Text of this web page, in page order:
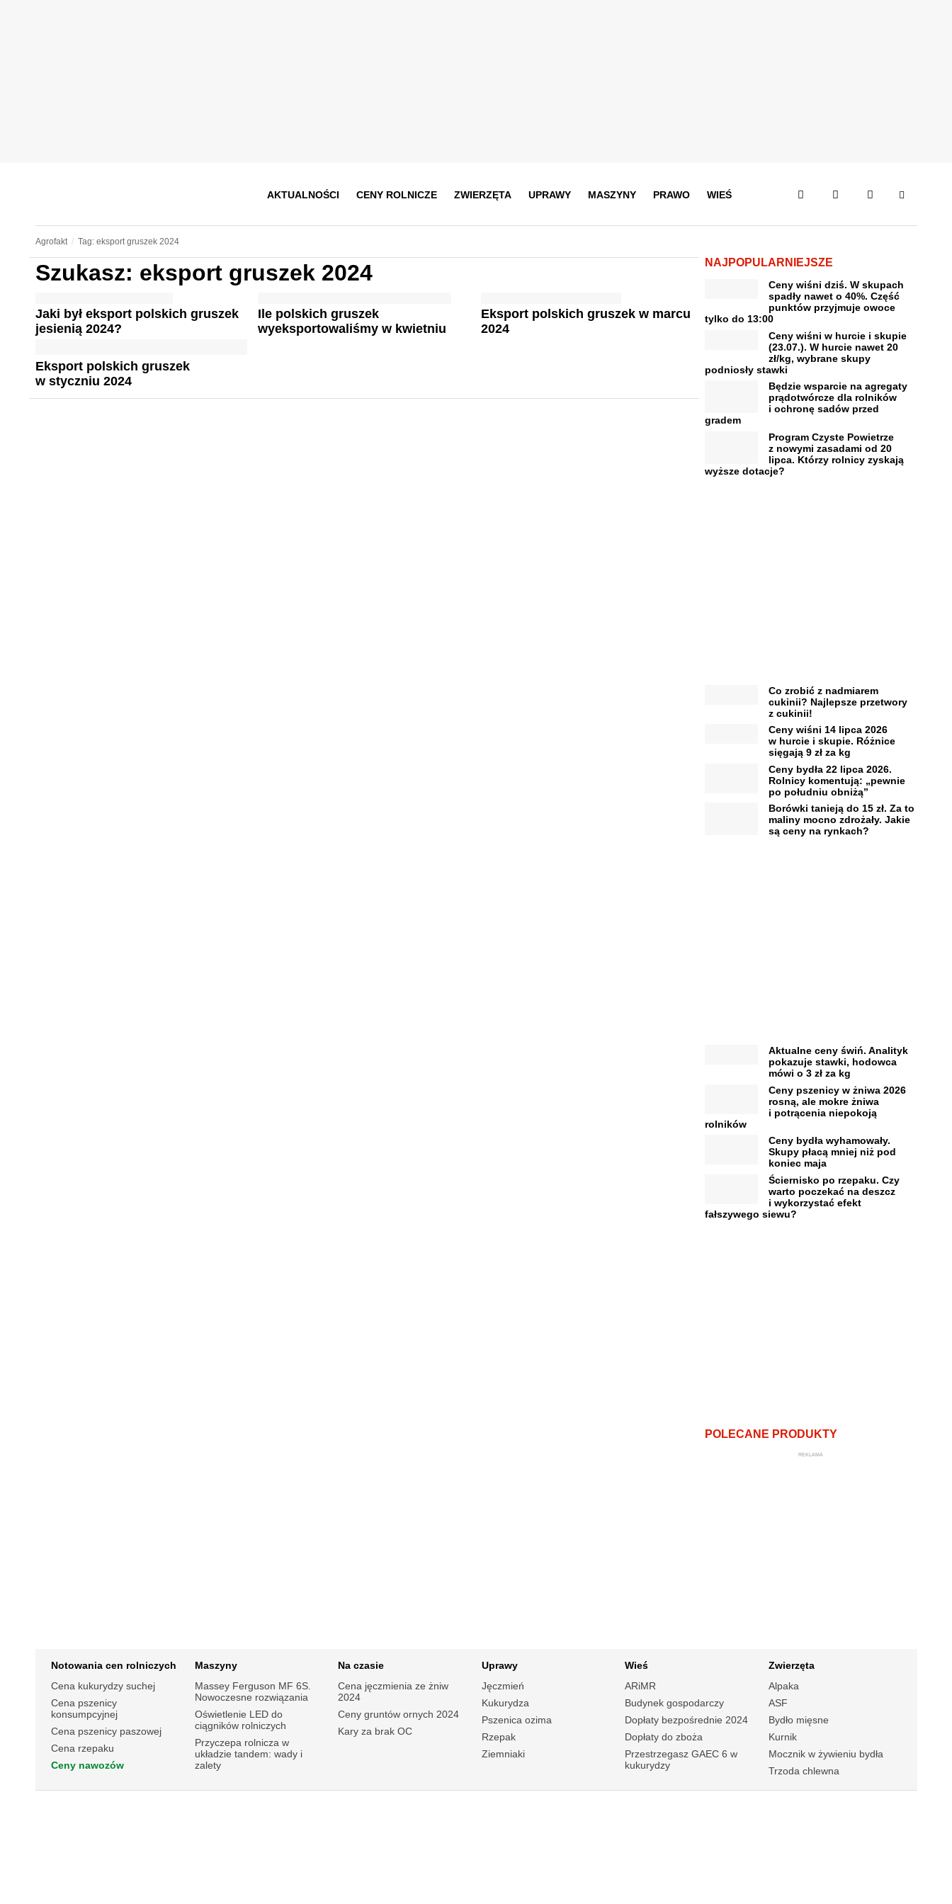
AKTUALNOŚCI CENY ROLNICZE ZWIERZĘTA UPRAWY MASZYNY PRAWO WIEŚ
Agrofakt Tag: eksport gruszek 2024
Szukasz: eksport gruszek 2024
Jaki był eksport polskich gruszek
jesienią 2024?
Ile polskich gruszek
wyeksportowaliśmy w kwietniu
Eksport polskich gruszek w marcu
2024
Eksport polskich gruszek
w styczniu 2024
NAJPOPULARNIEJSZE
Ceny wiśni dziś. W skupach
spadły nawet o 40%. Część
punktów przyjmuje owoce
tylko do 13:00
Ceny wiśni w hurcie i skupie
(23.07.). W hurcie nawet 20
zł/kg, wybrane skupy
podniosły stawki
Będzie wsparcie na agregaty
prądotwórcze dla rolników
i ochronę sadów przed
gradem
Program Czyste Powietrze
z nowymi zasadami od 20
lipca. Którzy rolnicy zyskają
wyższe dotacje?
Co zrobić z nadmiarem
cukinii? Najlepsze przetwory
z cukinii!
Ceny wiśni 14 lipca 2026
w hurcie i skupie. Różnice
sięgają 9 zł za kg
Ceny bydła 22 lipca 2026.
Rolnicy komentują: „pewnie
po południu obniżą”
Borówki tanieją do 15 zł. Za to
maliny mocno zdrożały. Jakie
są ceny na rynkach?
Aktualne ceny świń. Analityk
pokazuje stawki, hodowca
mówi o 3 zł za kg
Ceny pszenicy w żniwa 2026
rosną, ale mokre żniwa
i potrącenia niepokoją
rolników
Ceny bydła wyhamowały.
Skupy płacą mniej niż pod
koniec maja
Ściernisko po rzepaku. Czy
warto poczekać na deszcz
i wykorzystać efekt
fałszywego siewu?
POLECANE PRODUKTY
REKLAMA
Notowania cen rolniczych
Cena kukurydzy suchej
Cena pszenicy
konsumpcyjnej
Cena pszenicy paszowej
Cena rzepaku
Ceny nawozów
Maszyny
Massey Ferguson MF 6S.
Nowoczesne rozwiązania
Oświetlenie LED do
ciągników rolniczych
Przyczepa rolnicza w
układzie tandem: wady i
zalety
Na czasie
Cena jęczmienia ze żniw
2024
Ceny gruntów ornych 2024
Kary za brak OC
Uprawy
Jęczmień
Kukurydza
Pszenica ozima
Rzepak
Ziemniaki
Wieś
ARiMR
Budynek gospodarczy
Dopłaty bezpośrednie 2024
Dopłaty do zboża
Przestrzegasz GAEC 6 w
kukurydzy
Zwierzęta
Alpaka
ASF
Bydło mięsne
Kurnik
Mocznik w żywieniu bydła
Trzoda chlewna